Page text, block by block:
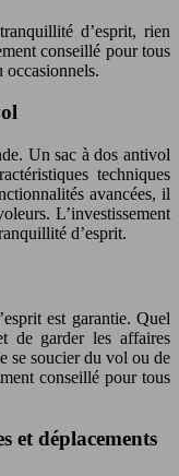
d’esprit, rien
conseillé pour tous
occasionnels.
Un sac à dos antivol
techniques
avancées, il
L’investissement
d’esprit.
est garantie. Quel
de garder les affaires
se soucier du vol ou de
conseillé pour tous
et déplacements